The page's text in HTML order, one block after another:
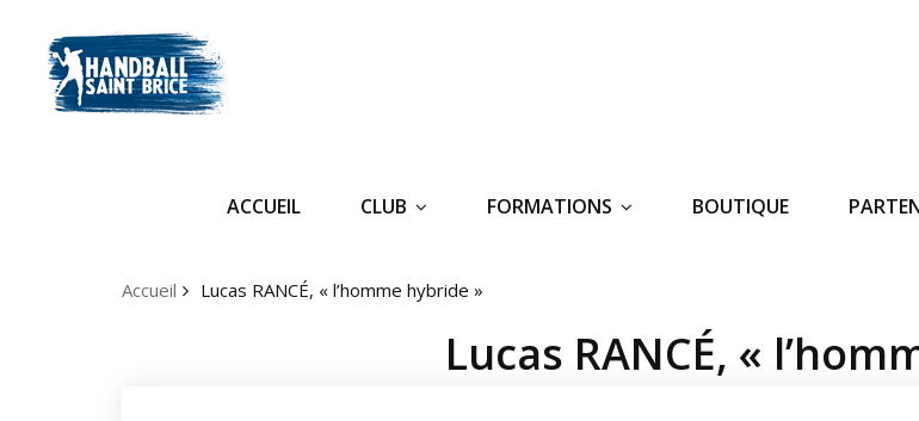
ACCUEIL CLUB FORMATIONS BOUTIQUE
Accueil Lucas RANCÉ, « l’homme hybride »
Lucas RANCÉ, «